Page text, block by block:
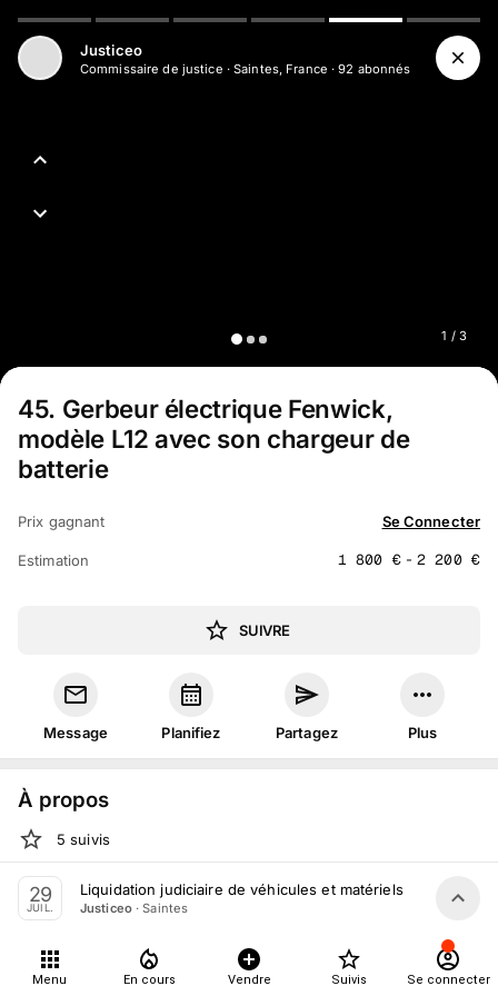
1 / 3
Justiceo
Commissaire de justice ·Saintes, France ·92 abonnés
45. Gerbeur électrique Fenwick,
modèle L12 avec son chargeur de
batterie
Prix gagnant Se Connecter
Estimation 1 800 €-2 200 €
SUIVRE
Message Planifiez Partagez Plus
À propos
5 suivis
Mer. 29 juillet 2026 à 10:00 - 14:00
Vente judiciaireorganisée
En salle : 76 Cr Lemercier, 17100 Saintes, France
29
JUIL.
Liquidation judiciaire de véhicules et matériels par
Justiceo·Saintes
Menu En cours Vendre Suivis Se connecter